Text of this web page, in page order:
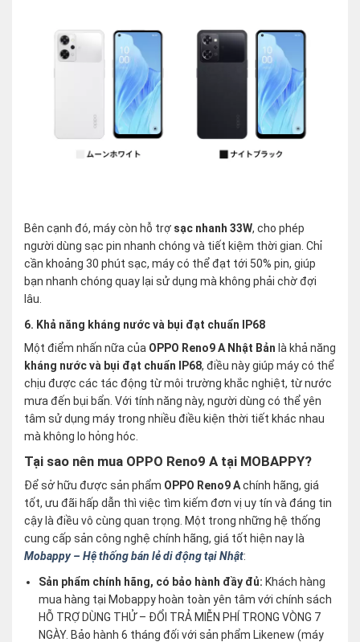
Bên cạnh đó, máy còn hỗ trợ sạc nhanh 33W, cho phép
người dùng sạc pin nhanh chóng và tiết kiệm thời gian. Chỉ
cần khoảng 30 phút sạc, máy có thể đạt tới 50% pin, giúp
bạn nhanh chóng quay lại sử dụng mà không phải chờ đợi
lâu.
6. Khả năng kháng nước và bụi đạt chuẩn IP68
Một điểm nhấn nữa của OPPO Reno9 A Nhật Bản là khả năng
kháng nước và bụi đạt chuẩn IP68, điều này giúp máy có thể
chịu được các tác động từ môi trường khắc nghiệt, từ nước
mưa đến bụi bẩn. Với tính năng này, người dùng có thể yên
tâm sử dụng máy trong nhiều điều kiện thời tiết khác nhau
mà không lo hỏng hóc.
Tại sao nên mua OPPO Reno9 A tại MOBAPPY?
Để sở hữu được sản phẩm OPPO Reno9 Achính hãng, giá
tốt, ưu đãi hấp dẫn thì việc tìm kiếm đơn vị uy tín và đáng tin
cậy là điều vô cùng quan trọng. Một trong những hệ thống
cung cấp sản công nghệ chính hãng, giá tốt hiện nay là
Mobappy – Hệ thống bán lẻ di động tại Nhật:
Sản phẩm chính hãng, có bảo hành đầy đủ: Khách hàng
mua hàng tại Mobappy hoàn toàn yên tâm với chính sách
HỖ TRỢ DÙNG THỬ – ĐỔI TRẢ MIỄN PHÍ TRONG VÒNG 7
NGÀY. Bảo hành 6 tháng đối với sản phẩm Likenew (máy